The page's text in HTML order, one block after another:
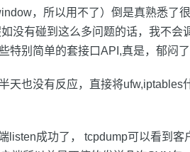
，所以用不了）倒是真熟悉了
没有碰到这么多问题的话，我不会
特别简单的套接口API,真是，郁闷
天也没有反应，直接将ufw,iptables
listen成功了， tcpdump可以看到客